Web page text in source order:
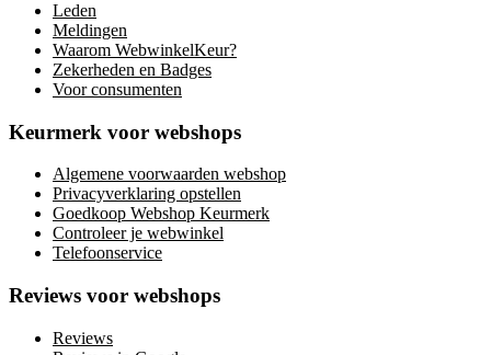
Leden
Meldingen
Waarom WebwinkelKeur?
Zekerheden en Badges
Voor consumenten
Keurmerk voor webshops
Algemene voorwaarden webshop
Privacyverklaring opstellen
Goedkoop Webshop Keurmerk
Controleer je webwinkel
Telefoonservice
Reviews voor webshops
Reviews